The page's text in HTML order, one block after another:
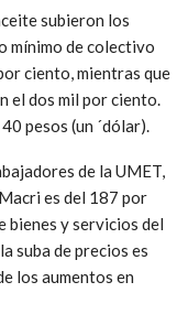
subieron los
mínimo de colectivo
ciento, mientras que
el dos mil por ciento.
pesos (un ´dólar).
de la UMET,
es del 187 por
bienes y servicios del
suba de precios es
los aumentos en